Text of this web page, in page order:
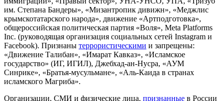
им. Степана Бандеры», «Мизантропик дивижн», «Меджлис
крымскотатарского народа», движение «Артподготовка»,
общероссийская политическая партия «Воля», Meta Platforms
Inc. (руководящая организация социальных сетей Instagram и
Facebook). Признаны террористическими и запрещены:
«Движение Талибан», «Имарат Кавказ», «Исламское
государство» (ИГ, ИГИЛ), Джебхад-ан-Нусра, «АУМ
Синрике», «Братья-мусульмане», «Аль-Каида в странах
исламского Магриба».
Организации, СМИ и физические лица, признанные в России